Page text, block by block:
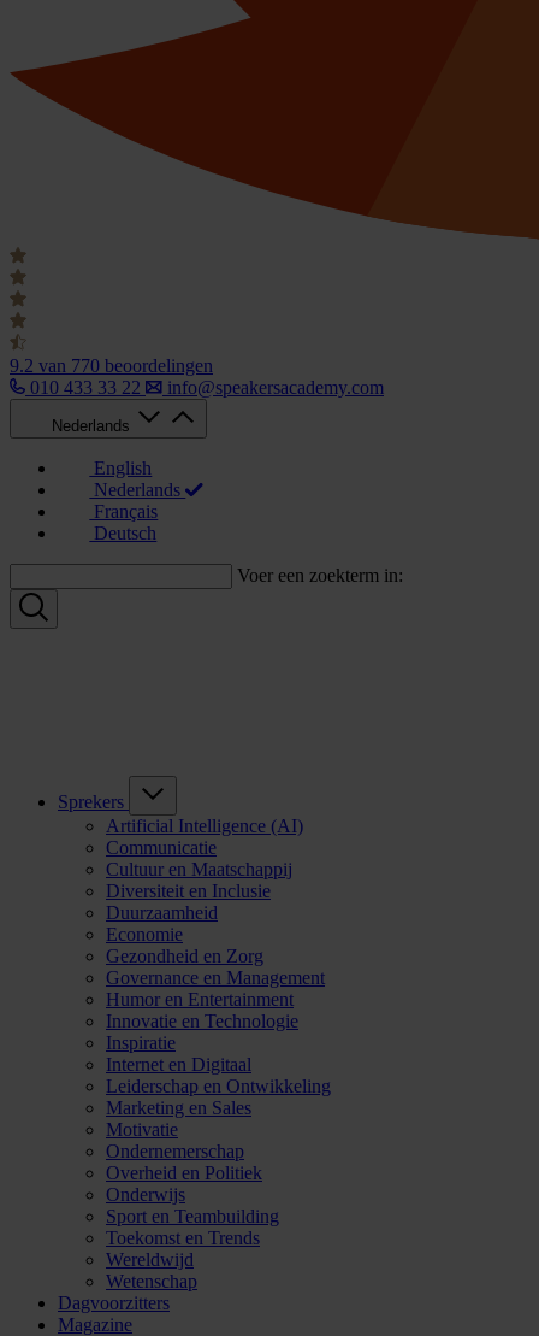
9.2 van 770 beoordelingen
010 433 33 22
info@speakersacademy.com
Nederlands
English
Nederlands
Français
Deutsch
Voer een zoekterm in:
Sprekers
Artificial Intelligence (AI)
Communicatie
Cultuur en Maatschappij
Diversiteit en Inclusie
Duurzaamheid
Economie
Gezondheid en Zorg
Governance en Management
Humor en Entertainment
Innovatie en Technologie
Inspiratie
Internet en Digitaal
Leiderschap en Ontwikkeling
Marketing en Sales
Motivatie
Ondernemerschap
Overheid en Politiek
Onderwijs
Sport en Teambuilding
Toekomst en Trends
Wereldwijd
Wetenschap
Dagvoorzitters
Magazine